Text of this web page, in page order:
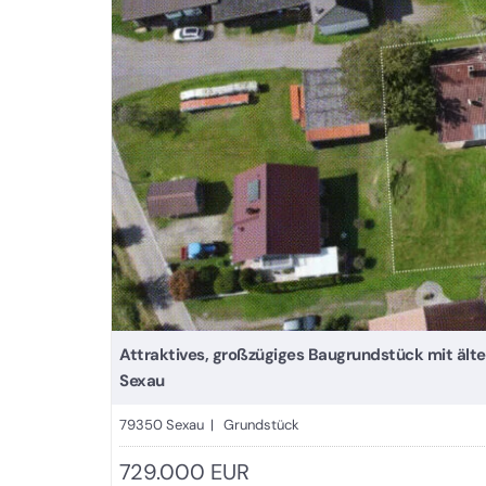
Attraktives, großzügiges Baugrundstück mit
Sexau
79350 Sexau | Grundstück
729.000 EUR